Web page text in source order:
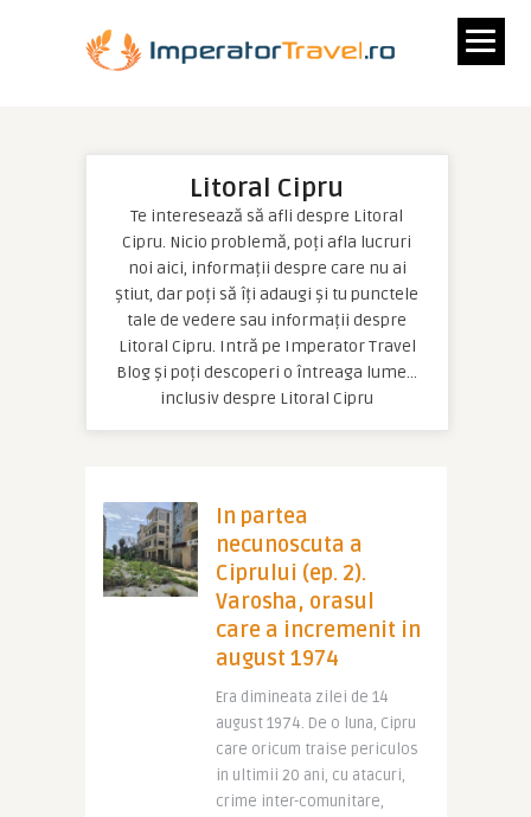
Litoral Cipru
Te interesează să afli despre Litoral
Cipru. Nicio problemă, poți afla lucruri
noi aici, informații despre care nu ai
știut, dar poți să îți adaugi și tu punctele
tale de vedere sau informații despre
Litoral Cipru. Intră pe Imperator Travel
Blog și poți descoperi o întreaga lume…
inclusiv despre Litoral Cipru
In partea
necunoscuta a
Ciprului (ep. 2).
Varosha, orasul
care a incremenit in
august 1974
Era dimineata zilei de 14
august 1974. De o luna, Cipru
care oricum traise periculos
in ultimii 20 ani, cu atacuri,
crime inter-comunitare,